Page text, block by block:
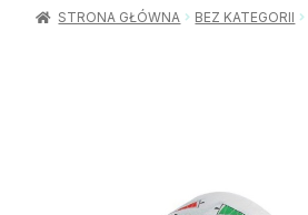
STRONA GŁÓWNA BEZ KATEGORII